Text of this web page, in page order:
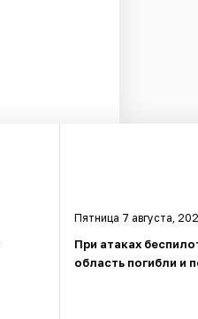
Пятница 7 августа,
При атаках
область погибли и